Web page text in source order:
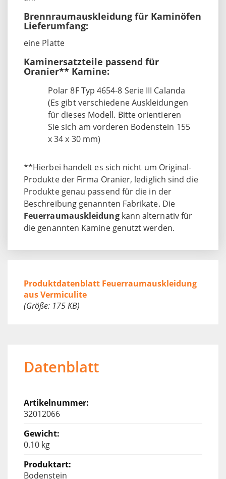
Brennraumauskleidung für Kaminöfen
Lieferumfang:
eine Platte
Kaminersatzteile passend für
Oranier** Kamine:
Polar 8F Typ 4654-8 Serie III Calanda
(Es gibt verschiedene Auskleidungen
für dieses Modell. Bitte orientieren
Sie sich am vorderen Bodenstein 155
x 34 x 30 mm)
**Hierbei handelt es sich nicht um Original-
Produkte der Firma Oranier, lediglich sind die
Produkte genau passend für die in der
Beschreibung genannten Fabrikate. Die
Feuerraumauskleidungkann alternativ für
die genannten Kamine genutzt werden.
Produktdatenblatt Feuerraumauskleidung
aus Vermiculite
(Größe: 175 KB)
Datenblatt
32012066
0.10 kg
Bodenstein